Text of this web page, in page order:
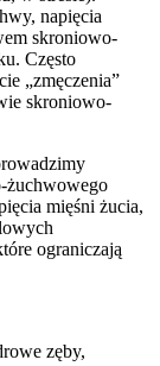
napięcia
skroniowo-
Często
„zmęczenia”
skroniowo-
żuchwowego
mięśni żucia,
ograniczają